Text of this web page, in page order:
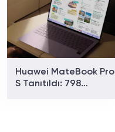
Huawei MateBook Pro
S Tanıtıldı: 798